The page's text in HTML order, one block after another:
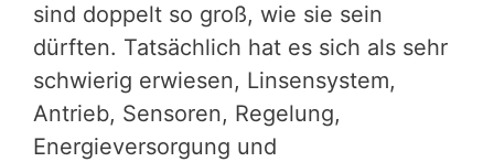
sind doppelt so groß, wie sie sein
dürften. Tatsächlich hat es sich als sehr
schwierig erwiesen, Linsensystem,
Antrieb, Sensoren, Regelung,
Energieversorgung und